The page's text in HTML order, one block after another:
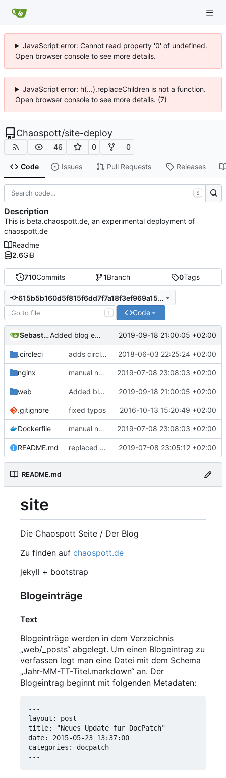
JavaScript error: Cannot read property '0' of undefined.
Open browser console to see more details.
JavaScript error: h(...).replaceChildren is not a function.
Open browser console to see more details. (7)
Chaospott/site-deploy
46 0 0
Code Issues Pull Requests Releases
710Commits 1Branch 0Tags
615b5b160d5f815f6dd7f7a18f3ef969a1598452
T Code
Sebastian Added blog entry about markdown 2019-09-18 21:00:05 +02:00
.circleci adds circleci build 2018-06-03 22:25:24 +02:00
nginx manual nginx config 2019-07-08 23:08:03 +02:00
web Added blog entry about markdown 2019-09-18 21:00:05 +02:00
.gitignore fixed typos 2016-10-13 15:20:49 +02:00
Dockerfile manual nginx config 2019-07-08 23:08:03 +02:00
README.md replaced faulty md 2019-07-08 23:05:12 +02:00
README.md
site
Die Chaospott Seite / Der Blog
Zu finden auf chaospott.de
jekyll + bootstrap
Blogeinträge
Text
Blogeinträge werden in dem Verzeichnis
„web/_posts“ abgelegt. Um einen Blogeintrag zu
verfassen legt man eine Datei mit dem Schema
„Jahr-MM-TT-Titel.markdown“ an. Der
Blogeintrag beginnt mit folgenden Metadaten:
---
layout: post
title: "Neues Update für DocPatch"
date: 2015-05-23 13:37:00
categories: docpatch
---
S
Description
This is beta.chaospott.de, an experimental deployment of
chaospott.de
Readme
2.6GiB